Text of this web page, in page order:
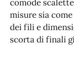
comode
misure sia
dei fili e
scorta di finali